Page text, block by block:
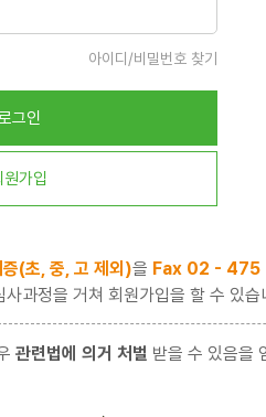
아이디/비밀번호 찾기
그인
원가입
(초, 중, 고 제외)을 Fax 02 -
사과정을 거쳐 회원가입을 할 수 있습
관련법에 의거 처벌 받을 수 있음을